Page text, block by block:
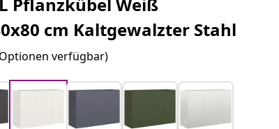
cm Kaltgewalzter Stahl
verfügbar)